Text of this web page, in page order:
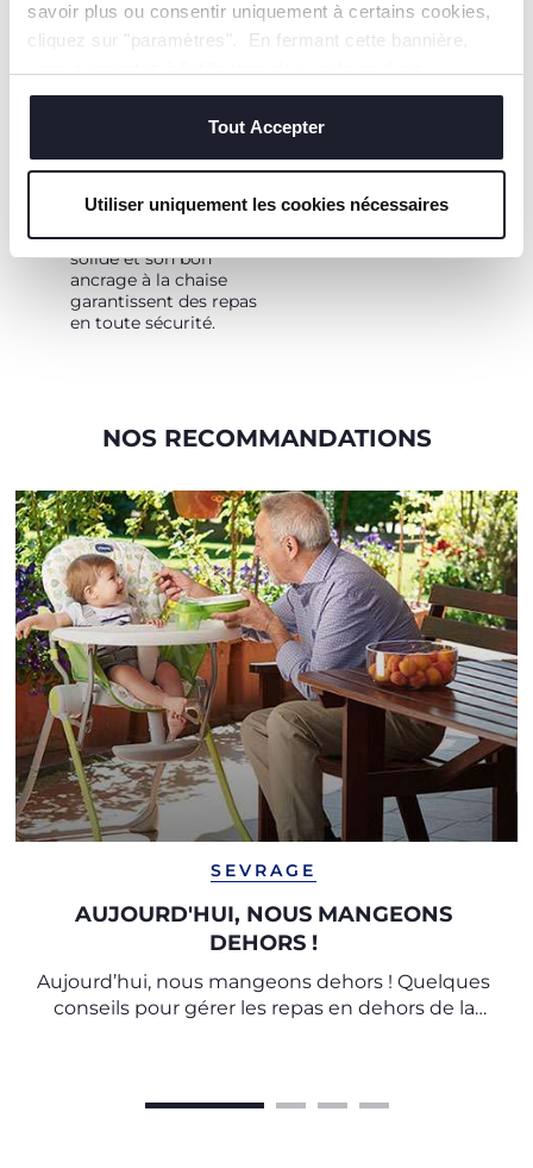
savoir plus ou consentir uniquement à certains cookies,
cliquez sur "paramètres". En fermant cette bannière,
techniques, qui sont essentiels au service demandé.
Tout Accepter
Utiliser uniquement les cookies nécessaires
s'adapte à différents
types de chaises grâce
à ses sangles de
fixation. Sa structure
solide et son bon
ancrage à la chaise
garantissent des repas
en toute sécurité.
NOS RECOMMANDATIONS
SEVRAGE
AUJOURD'HUI, NOUS MANGEONS
DEHORS !
Aujourd’hui, nous mangeons dehors ! Quelques
conseils pour gérer les repas en dehors de la